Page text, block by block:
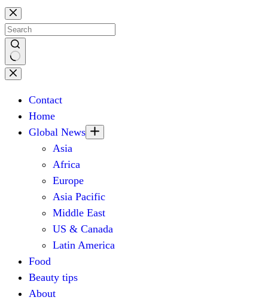
Skip
to
content
No
Contact
Home
Global News
Asia
Africa
Europe
Asia Pacific
Middle East
US & Canada
Latin America
Food
Beauty tips
About